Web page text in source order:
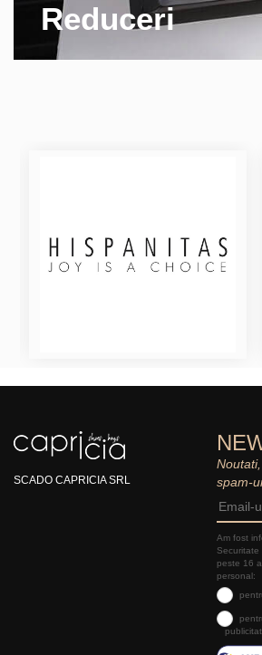
Reduceri
SCADO CAPRICIA SRL
spam-
Am fost
Securitate
peste 16
personal: